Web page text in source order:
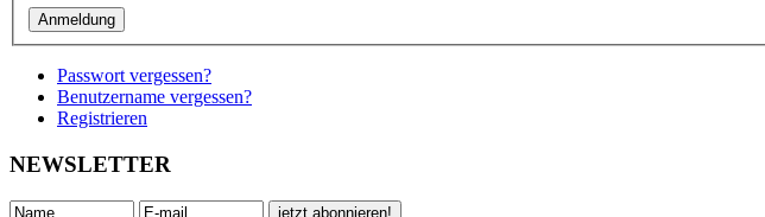
Passwort vergessen?
Benutzername vergessen?
Registrieren
NEWSLETTER